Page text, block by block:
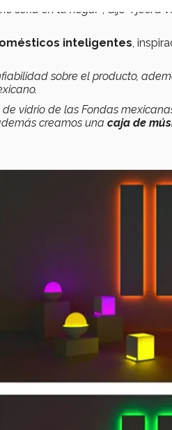
sería en tu hogar” , dijo Tjeerd
inteligentes,
sobre el producto,
vidrio de las Fondas
creamos una caja de